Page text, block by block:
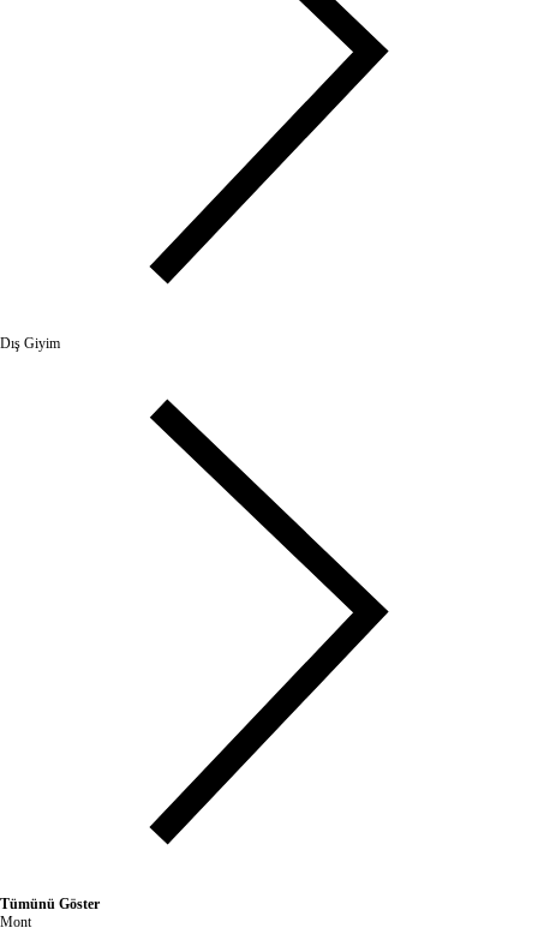
Dış Giyim
Tümünü Göster
Mont